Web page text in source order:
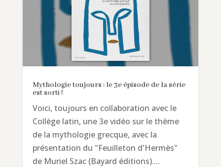
Mythologie toujours : le 3e épisode de la série
est sorti !
Voici, toujours en collaboration avec le
Collège latin, une 3e vidéo sur le thème
de la mythologie grecque, avec la
présentation du "Feuilleton d'Hermès"
de Muriel Szac (Bayard éditions)....